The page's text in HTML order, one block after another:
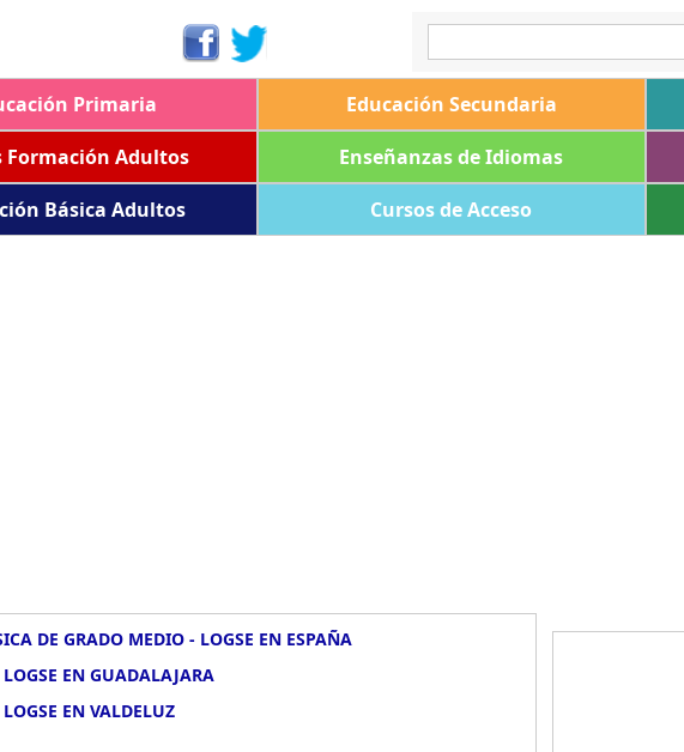
Primaria Educación Secundaria
Formación Adultos Enseñanzas de Idiomas
Básica Adultos Cursos de Acceso
DE GRADO MEDIO - LOGSE EN ESPAÑA
EN GUADALAJARA
EN VALDELUZ